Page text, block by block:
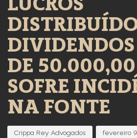
LUCROS
DE
SOFRE
NA FONTE
Crippa Rey Advogados fevereiro